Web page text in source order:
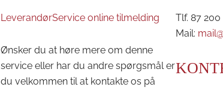
LeverandørService online tilmelding
Ønsker du at høre mere om denne
service eller har du andre spørgsmål er
du velkommen til at kontakte os på
Tlf. 87 200
Mail: